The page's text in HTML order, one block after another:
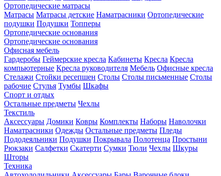
Ортопедические матрасы
Матрасы Матрасы детские Наматрасники Ортопедические
подушки Подушки Топперы
Ортопедические основания
Ортопедические основания
Офисная мебель
Гардеробы Геймерские кресла Кабинеты Кресла Кресла
компьютерные Кресла руководителя Мебель Офисные кресла
Стелажи Стойки ресепшен Столы Столы письменные Столы
рабочие Стулья Тумбы Шкафы
Спорт и отдых
Остальные предметы Чехлы
Текстиль
Аксессуары Домики Ковры Комплекты Наборы Наволочки
Наматрасники Одежды Остальные предметы Пледы
Пододеяльники Подушки Покрывала Полотенца Простыни
Рюкзаки Салфетки Скатерти Сумки Тюли Чехлы Шкуры
Шторы
Техника